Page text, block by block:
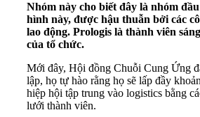
Nhóm này cho biết đây là nhóm
hình này, được hậu thuẫn bởi các
lao động. Prologis là thành viên
của tổ chức.
Mới đây, Hội đồng Chuỗi Cung Ứng
lập, họ tự hào rằng họ sẽ lấp đầy
hiệp hội tập trung vào logistics bằng
lưới thành viên.